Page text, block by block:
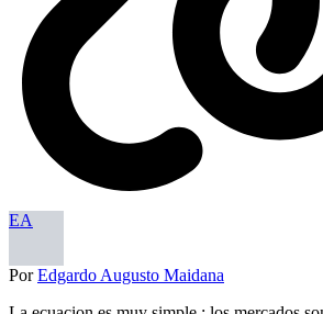
EA
PorEdgardo Augusto Maidana